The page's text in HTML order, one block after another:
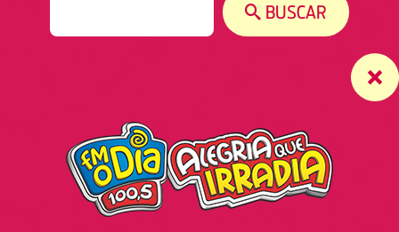
BUSCAR